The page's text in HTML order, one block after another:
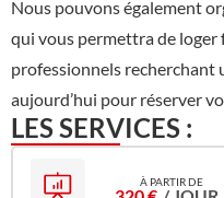
Nous pouvons également
qui vous permettra de
professionnels recherchant
aujourd’hui pour réserver
LES SERVICES :